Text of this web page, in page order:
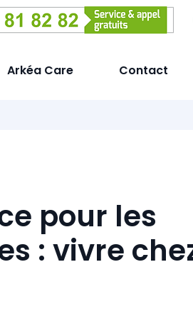
Arkéa Care Contact
pour les
: vivre